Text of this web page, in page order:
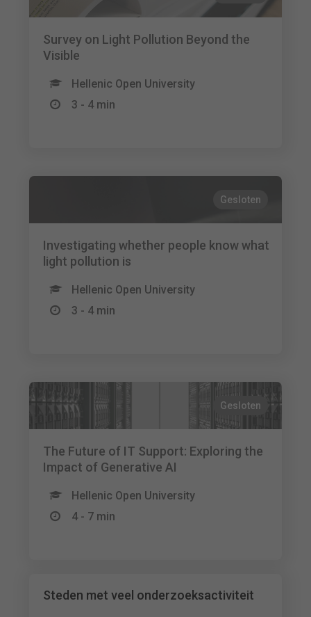
Survey on Light Pollution Beyond the
Visible
Hellenic Open University
3 - 4 min
Gesloten
Investigating whether people know what
light pollution is
Hellenic Open University
3 - 4 min
Gesloten
The Future of IT Support: Exploring the
Impact of Generative AI
Hellenic Open University
4 - 7 min
Steden met veel onderzoeksactiviteit